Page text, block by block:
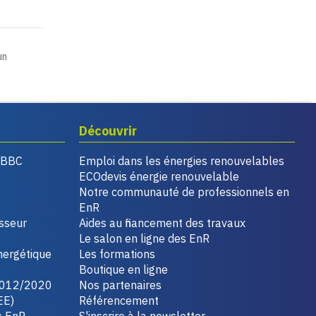
2020
Découvrir
Emploi dans les énergies renouvelables
ECOdevis énergie renouvelable
Notre communauté de professionnels en
EnR
Aides au financement des travaux
Le salon en ligne des EnR
Les formations
Boutique en ligne
Nos partenaires
Référencement